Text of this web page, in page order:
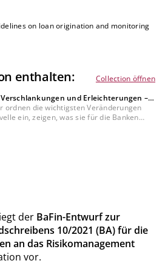
on loan origination and monitoring
enthalten:
Collection öffnen
und Erleichterungen –
MaRisk-Novelle für die Banken?
ordnen die wichtigsten Veränderungen
ein, zeigen, was sie für die Banken
der BaFin-Entwurf zur
10/2021 (BA) für die
an das Risikomanagement
vor.